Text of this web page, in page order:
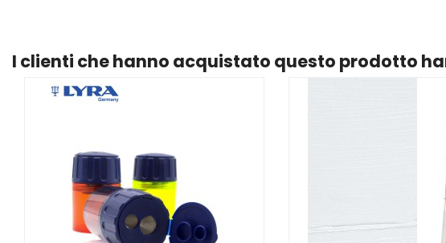
I clienti che hanno acquistato questo prodotto